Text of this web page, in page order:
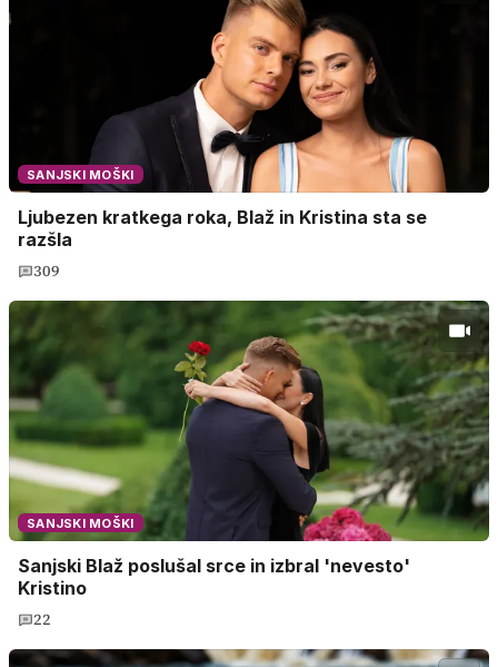
SANJSKI MOŠKI
Ljubezen kratkega roka, Blaž in Kristina sta se
razšla
309
SANJSKI MOŠKI
Sanjski Blaž poslušal srce in izbral 'nevesto'
Kristino
22